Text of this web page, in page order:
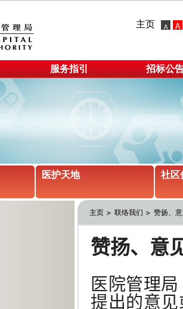
主页
服务指引 招标公
医护天地 社区
主页 联络我们 赞扬、